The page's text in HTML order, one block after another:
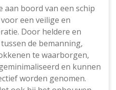
aan boord van een schip
een veilige en
Door heldere en
de bemanning,
te waarborgen,
en kunnen
worden genomen.